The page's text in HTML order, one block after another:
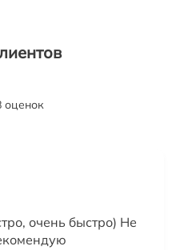
оценок
очень быстро) Не